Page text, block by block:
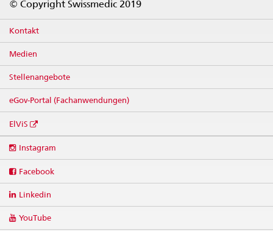
© Copyright Swissmedic 2019
Kontakt
Medien
Stellenangebote
eGov-Portal (Fachanwendungen)
ElViS
media
Instagram
Facebook
Linkedin
YouTube